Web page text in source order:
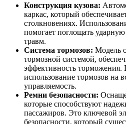
Конструкция кузова:
каркас, который
столкновениях.
помогает поглощать
травм.
Система тормозов: Модель
тормозной системой,
эффективность торможения.
использование тормозов на
управляемость.
Ремни безопасности:
которые способствуют
пассажиров. Это ключевой
безопасности, который